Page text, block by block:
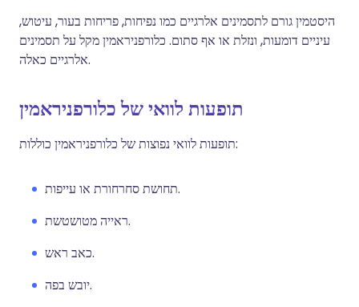
היסטמין גורם לתסמינים אלרגיים כמו נפיחות, פריחות בעור, עיטוש,
עיניים דומעות, ונזלת או אף סתום. כלורפניראמין מקל על תסמינים
אלרגיים כאלה.
תופעות לוואי של כלורפניראמין
תופעות לוואי נפוצות של כלורפניראמין כוללות:
תחושת סחרחורת או עייפות.
ראייה מטושטשת.
כאב ראש.
יובש בפה.